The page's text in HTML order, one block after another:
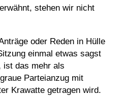
stehen wir nicht
oder Reden in Hülle
einmal etwas sagst
ist das mehr als
Parteianzug mit
Krawatte getragen wird.